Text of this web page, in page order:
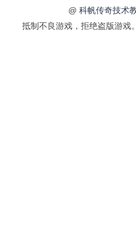
@ 科帆传奇技术
抵制不良游戏，拒绝盗版游戏